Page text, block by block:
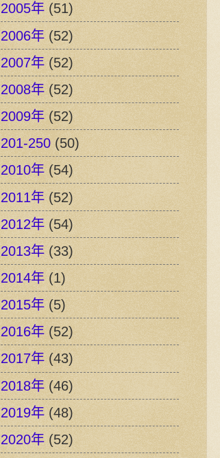
2005年 (51)
2006年 (52)
2007年 (52)
2008年 (52)
2009年 (52)
201-250 (50)
2010年 (54)
2011年 (52)
2012年 (54)
2013年 (33)
2014年 (1)
2015年 (5)
2016年 (52)
2017年 (43)
2018年 (46)
2019年 (48)
2020年 (52)